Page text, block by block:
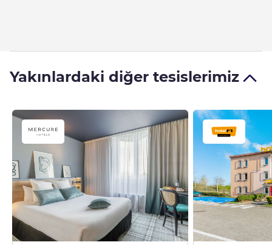
Yakınlardaki diğer tesislerimiz